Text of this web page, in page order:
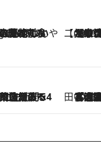
で夏を満喫
の恵みをジェラートに集約 【CREA×星野リ
【トンボの足水浴】ヒノキ
ら豪華座組みで4年目の立川立飛歌舞伎へ 田中稲
「湘南乃風に憧れて」観客大盛上がりの“タオル回し”に